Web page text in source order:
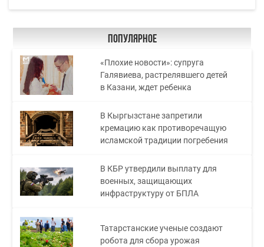
Популярное
«Плохие новости»: супруга
Галявиева, растрелявшего детей
в Казани, ждет ребенка
В Кыргызстане запретили
кремацию как противоречащую
исламской традиции погребения
В КБР утвердили выплату для
военных, защищающих
инфраструктуру от БПЛА
Татарстанские ученые создают
робота для сбора урожая